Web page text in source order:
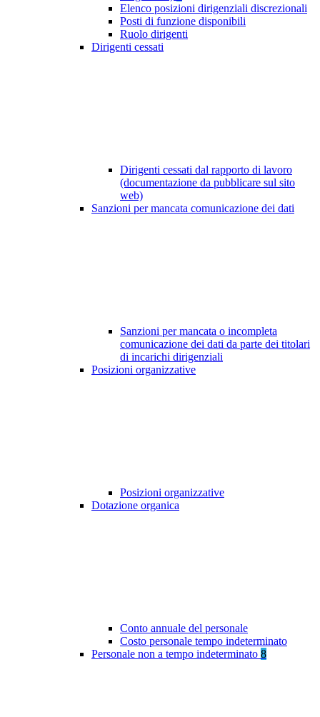
Elenco posizioni dirigenziali discrezionali
Posti di funzione disponibili
Ruolo dirigenti
Dirigenti cessati
Dirigenti cessati dal rapporto di lavoro
(documentazione da pubblicare sul sito
web)
Sanzioni per mancata comunicazione dei dati
Sanzioni per mancata o incompleta
comunicazione dei dati da parte dei titolari
di incarichi dirigenziali
Posizioni organizzative
Posizioni organizzative
Dotazione organica
Conto annuale del personale
Costo personale tempo indeterminato
Personale non a tempo indeterminato 8